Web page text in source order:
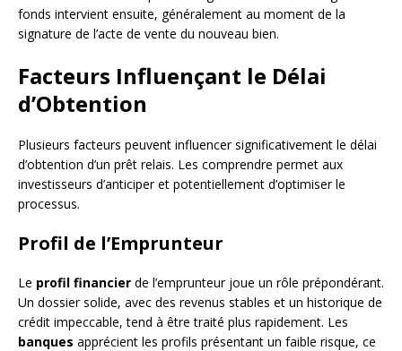
fonds intervient ensuite, généralement au moment de la
signature de l’acte de vente du nouveau bien.
Facteurs Influençant le Délai
d’Obtention
Plusieurs facteurs peuvent influencer significativement le délai
d’obtention d’un prêt relais. Les comprendre permet aux
investisseurs d’anticiper et potentiellement d’optimiser le
processus.
Profil de l’Emprunteur
Le profil financier de l’emprunteur joue un rôle prépondérant.
Un dossier solide, avec des revenus stables et un historique de
crédit impeccable, tend à être traité plus rapidement. Les
banques apprécient les profils présentant un faible risque, ce